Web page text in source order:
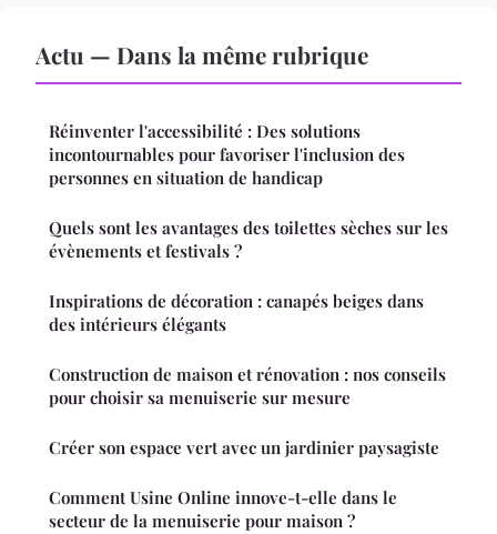
Actu — Dans la même rubrique
Réinventer l'accessibilité : Des solutions
incontournables pour favoriser l'inclusion des
personnes en situation de handicap
Quels sont les avantages des toilettes sèches sur les
évènements et festivals ?
Inspirations de décoration : canapés beiges dans
des intérieurs élégants
Construction de maison et rénovation : nos conseils
pour choisir sa menuiserie sur mesure
Créer son espace vert avec un jardinier paysagiste
Comment Usine Online innove-t-elle dans le
secteur de la menuiserie pour maison ?